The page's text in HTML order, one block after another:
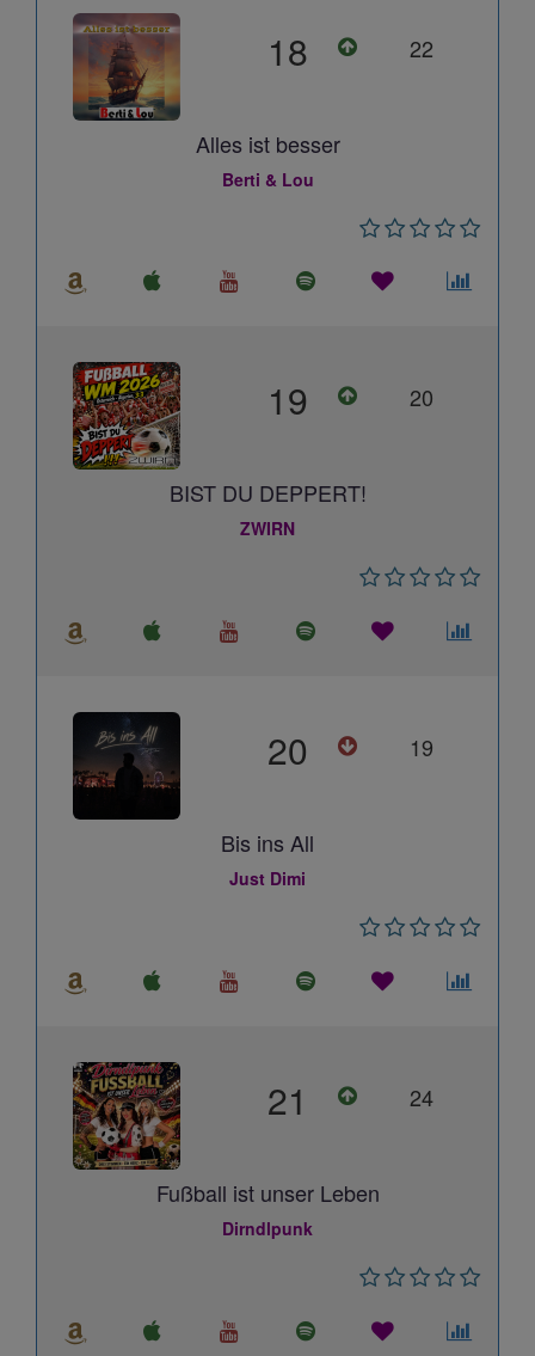
18 22
Alles ist besser
Berti & Lou
19 20
BIST DU DEPPERT!
ZWIRN
20 19
Bis ins All
Just Dimi
21 24
Fußball ist unser Leben
Dirndlpunk